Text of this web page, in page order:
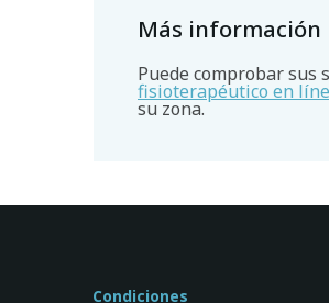
Más información
Puede comprobar sus
fisioterapéutico en
su zona.
Condiciones